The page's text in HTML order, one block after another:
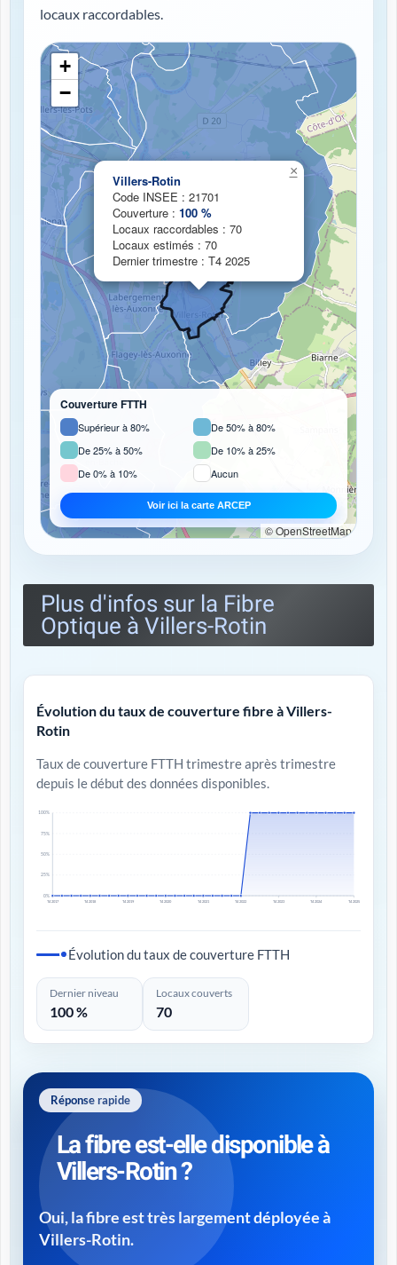
locaux raccordables.
Chargement de la carte de couverture fibre...
Villers-Rotin
Code INSEE : 21701
Couverture : 100 %
Locaux raccordables : 70
Locaux estimés : 70
Dernier trimestre : T4 2025
×
+
−
Couverture FTTH
Supérieur à 80%
De 50% à 80%
De 25% à 50%
De 10% à 25%
De 0% à 10%
Aucun
Voir ici la carte ARCEP
© OpenStreetMap
Plus d'infos sur la Fibre
Optique à Villers-Rotin
Évolution du taux de couverture fibre à Villers-
Rotin
Taux de couverture FTTH trimestre après trimestre
depuis le début des données disponibles.
0%
25%
50%
75%
100%
T4 2017 T4 2018 T4 2019 T4 2020 T4 2021 T4 2022 T4 2023 T4 2024 T4 2025
Évolution du taux de couverture FTTH
Dernier niveau
100 %
Locaux couverts
70
Réponse rapide
La fibre est-elle disponible à
Villers-Rotin ?
Oui, la fibre est très largement déployée à
Villers-Rotin.